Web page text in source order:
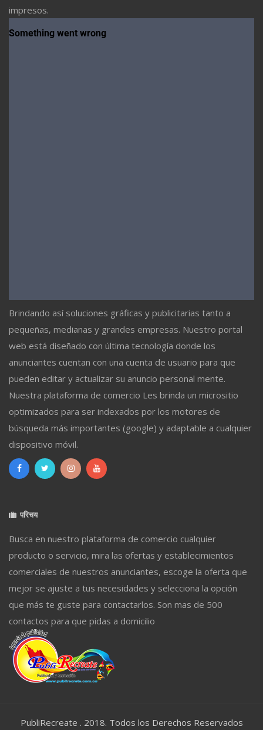
impresos.
Brindando así soluciones gráficas y publicitarias tanto a
pequeñas, medianas y grandes empresas. Nuestro portal
web está diseñado con última tecnología donde los
anunciantes cuentan con una cuenta de usuario para que
pueden editar y actualizar su anuncio personal mente.
Nuestra plataforma de comercio Les brinda un micrositio
optimizados para ser indexados por los motores de
búsqueda más importantes (google) y adaptable a cualquier
dispositivo móvil.
परिचय
Busca en nuestro plataforma de comercio cualquier
producto o servicio, mira las ofertas y establecimientos
comerciales de nuestros anunciantes, escoge la oferta que
mejor se ajuste a tus necesidades y selecciona la opción
que más te guste para contactarlos. Son mas de 500
contactos para que pidas a domicilio
PubliRecreate . 2018. Todos los Derechos Reservados